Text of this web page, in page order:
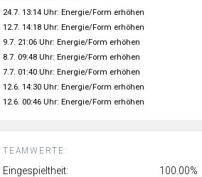
TEAMWERTE:
Eingespieltheit:
100.00%
24.7. 13:14 Uhr: Energie/Form erhöhen
12.7. 14:18 Uhr: Energie/Form erhöhen
9.7. 21:06 Uhr: Energie/Form erhöhen
8.7. 09:48 Uhr: Energie/Form erhöhen
7.7. 01:40 Uhr: Energie/Form erhöhen
12.6. 14:30 Uhr: Energie/Form erhöhen
12.6. 00:46 Uhr: Energie/Form erhöhen